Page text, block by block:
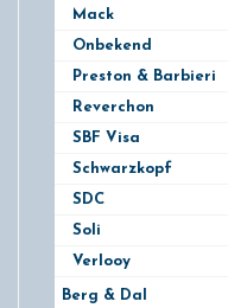
Mack
Onbekend
Preston & Barbieri
Reverchon
SBF Visa
Schwarzkopf
SDC
Soli
Verlooy
Berg & Dal